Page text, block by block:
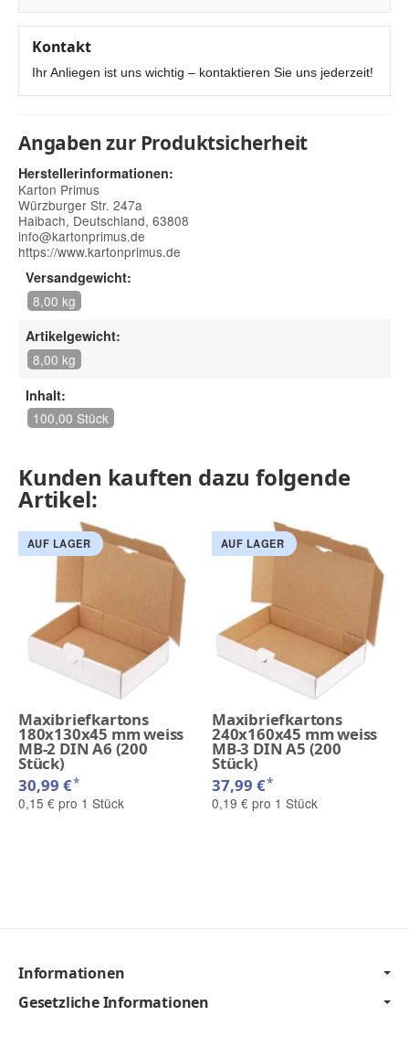
Kontakt
Ihr Anliegen ist uns wichtig – kontaktieren Sie uns jederzeit!
Angaben zur Produktsicherheit
Herstellerinformationen:
Karton Primus
Würzburger Str. 247a
Haibach, Deutschland, 63808
info@kartonprimus.de
https://www.kartonprimus.de
Versandgewicht:
8,00 kg
Artikelgewicht:
8,00 kg
Inhalt:
100,00 Stück
Kunden kauften dazu folgende
Artikel:
AUF LAGER
Maxibriefkartons
180x130x45 mm weiss
MB-2 DIN A6 (200
Stück)
30,99 €*
0,15 € pro 1 Stück
AUF LAGER
Maxibriefkartons
240x160x45 mm weiss
MB-3 DIN A5 (200
Stück)
37,99 €*
0,19 € pro 1 Stück
Informationen
Gesetzliche Informationen